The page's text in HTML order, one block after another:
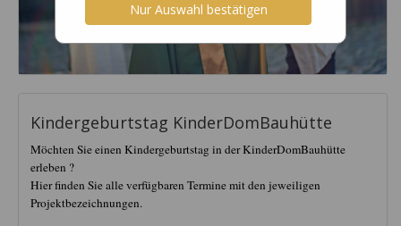
Nur Auswahl bestätigen
Kindergeburtstag KinderDomBauhütte
Möchten Sie einen Kindergeburtstag in der KinderDomBauhütte
erleben ?
Hier finden Sie alle verfügbaren Termine mit den jeweiligen
Projektbezeichnungen.